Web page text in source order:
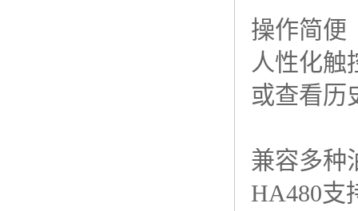
操作简便
人性化触
或查看历
兼容多种
HA480支